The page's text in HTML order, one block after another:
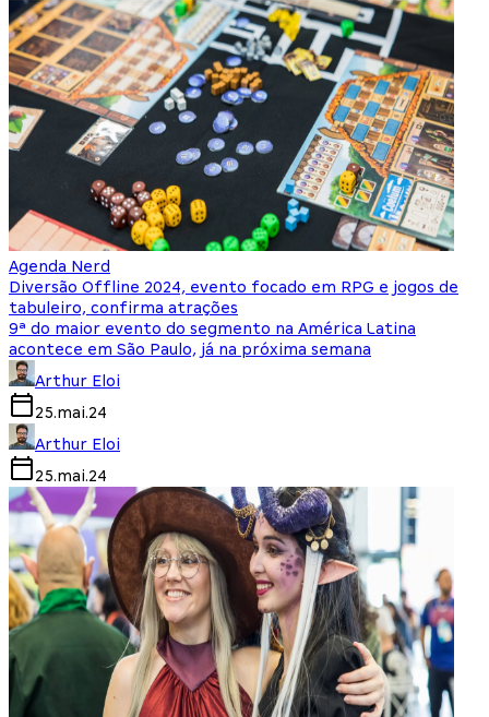
Agenda Nerd
Diversão Offline 2024, evento focado em RPG e jogos de
tabuleiro, confirma atrações
9ª do maior evento do segmento na América Latina
acontece em São Paulo, já na próxima semana
Arthur Eloi
25.mai.24
Arthur Eloi
25.mai.24